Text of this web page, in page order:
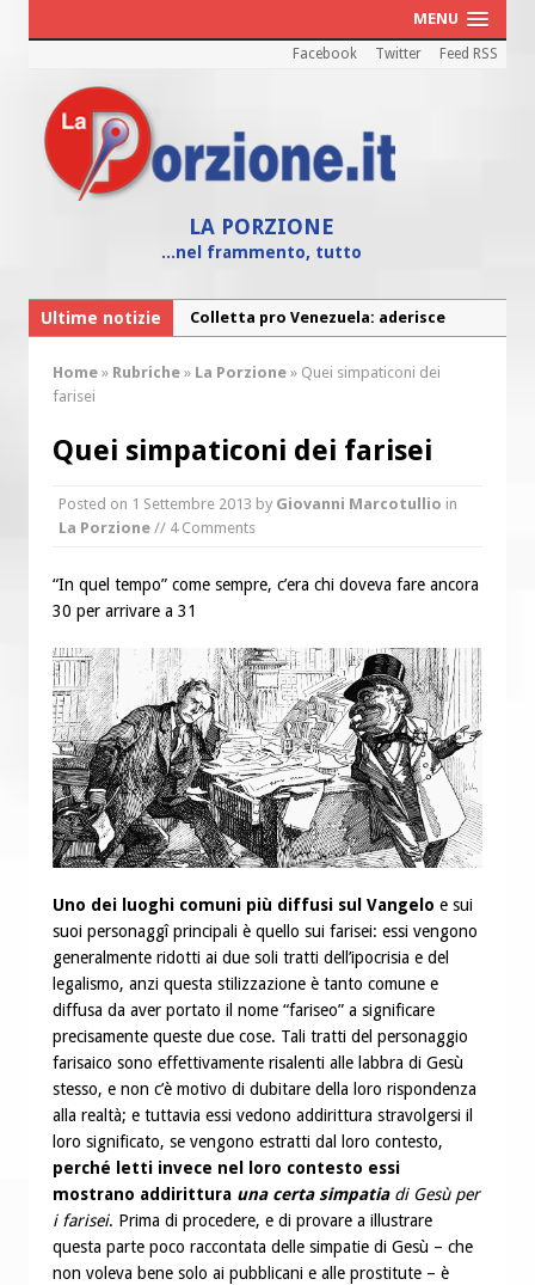
MENU
Facebook Twitter Feed RSS
LA PORZIONE
...nel frammento, tutto
Ultime notizie
Colletta pro Venezuela: aderisce
Fine vita: la Chiesa Cattolica inglese si
Torna la festa della Madonnina a
Torna la festa di Sant’Andrea:
“Chiediamo al Signore di capire ciò che
è buono, giusto e santo per la nostra
vita”
Home » Rubriche » La Porzione » Quei simpaticoni dei
farisei
Quei simpaticoni dei farisei
Posted on 1 Settembre 2013 by Giovanni Marcotullio in
La Porzione // 4 Comments
“In quel tempo” come sempre, c’era chi doveva fare ancora
30 per arrivare a 31
Uno dei luoghi comuni più diffusi sul Vangelo e sui
suoi personaggî principali è quello sui farisei: essi vengono
generalmente ridotti ai due soli tratti dell’ipocrisia e del
legalismo, anzi questa stilizzazione è tanto comune e
diffusa da aver portato il nome “fariseo” a significare
precisamente queste due cose. Tali tratti del personaggio
farisaico sono effettivamente risalenti alle labbra di Gesù
stesso, e non c’è motivo di dubitare della loro rispondenza
alla realtà; e tuttavia essi vedono addirittura stravolgersi il
loro significato, se vengono estratti dal loro contesto,
perché letti invece nel loro contesto essi
mostrano addirittura una certa simpatiadi Gesù per
i farisei. Prima di procedere, e di provare a illustrare
questa parte poco raccontata delle simpatie di Gesù – che
non voleva bene solo ai pubblicani e alle prostitute – è